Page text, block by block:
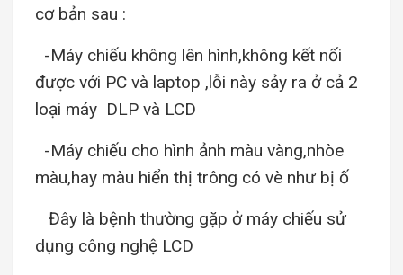
cơ bản sau :
-Máy chiếu không lên hình,không kết nối
được với PC và laptop ,lỗi này sảy ra ở cả 2
loại máy DLP và LCD
-Máy chiếu cho hình ảnh màu vàng,nhòe
màu,hay màu hiển thị trông có vè như bị ố
Đây là bệnh thường gặp ở máy chiếu sử
dụng công nghệ LCD